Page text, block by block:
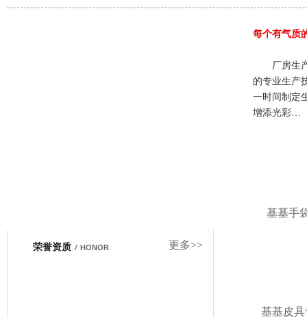
每个有气质
厂房生
的专业生产
一时间制定
增添光彩…
基基手
基基皮
更多>>
荣誉资质 / HONOR